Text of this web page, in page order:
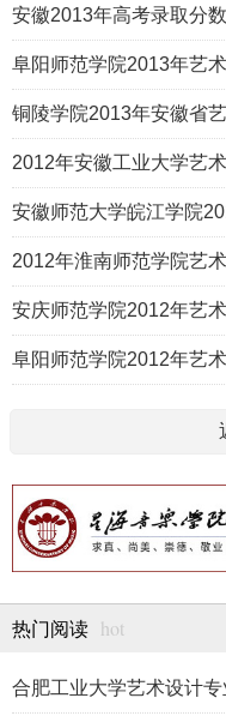
安徽2013年高考录取分
阜阳师范学院2013年艺
铜陵学院2013年安徽省
2012年安徽工业大学艺
安徽师范大学皖江学院
2012年淮南师范学院艺
安庆师范学院2012年艺
阜阳师范学院2012年艺
热门阅读 hot
合肥工业大学艺术设计